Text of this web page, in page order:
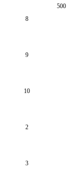
500
8
9
10
2
3